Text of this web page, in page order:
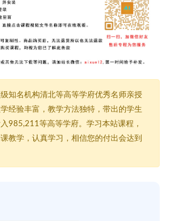
知名机构清北等高等学府优秀名师亲授
经验丰富，教学方法独特，带出的学生
985,211等高等学府。学习本站课程，
教学，认真学习，相信您的付出会达到